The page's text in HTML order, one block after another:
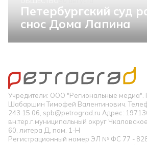
Петербургский суд
снос Дома Лапина
Учредители: ООО "Региональные медиа".
Шабаршин Тимофей Валентинович.
243 15 06, spb@petrograd.ru Адрес:
вн.тер.г.муниципальный округ
60, литера Д, пом. 1-Н
Регистрационный номер ЭЛ № ФС 77 -